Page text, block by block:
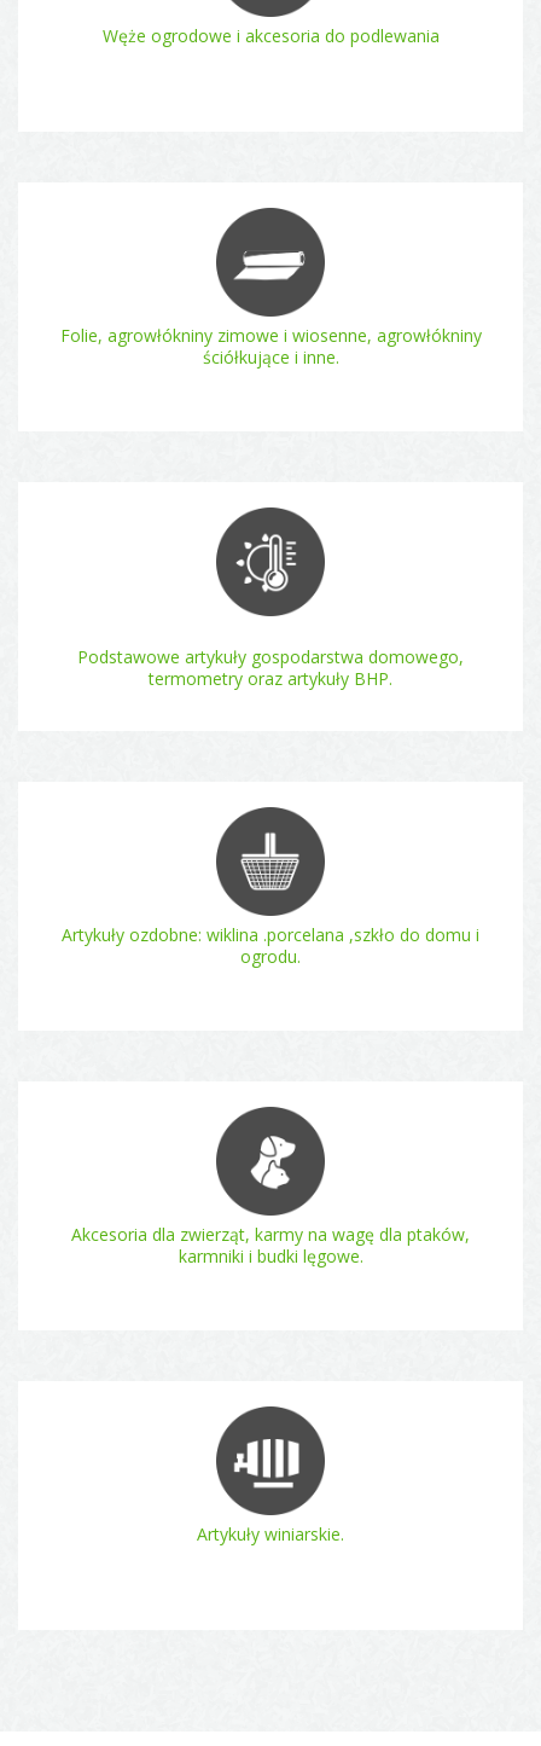
Węże ogrodowe i akcesoria do podlewania
Folie, agrowłókniny zimowe i wiosenne, agrowłókniny
ściółkujące i inne.
Podstawowe artykuły gospodarstwa domowego,
termometry oraz artykuły BHP.
Artykuły ozdobne: wiklina .porcelana ,szkło do domu i
ogrodu.
Akcesoria dla zwierząt, karmy na wagę dla ptaków,
karmniki i budki lęgowe.
Artykuły winiarskie.